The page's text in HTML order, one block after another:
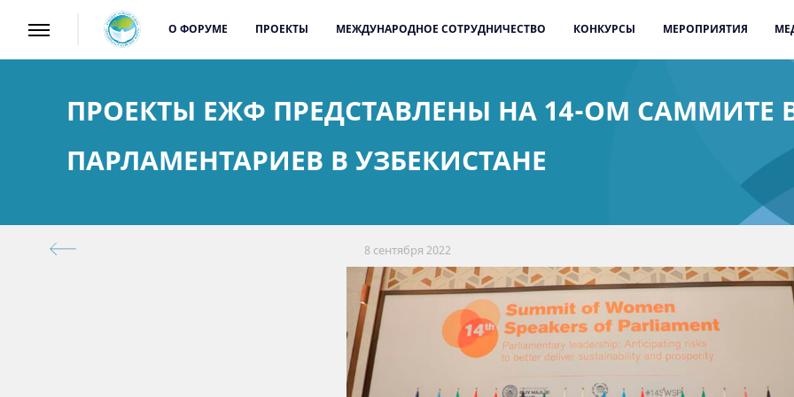
О ФОРУМЕ ПРОЕКТЫ МЕЖДУНАРОДНОЕ СОТРУДНИЧЕСТВО КОНКУРСЫ МЕРОПРИЯТИЯ
ПРОЕКТЫ ЕЖФ ПРЕДСТАВЛЕНЫ НА 14-ОМ
ПАРЛАМЕНТАРИЕВ В УЗБЕКИСТАНЕ
8 сентября 2022